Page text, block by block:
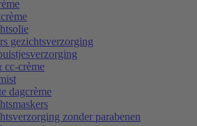
gezichtsverzorging
cc-crème
dagcrème
zonder parabenen